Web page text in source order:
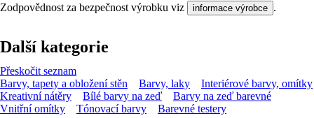
Zodpovědnost za bezpečnost výrobku viz informace výrobce .
Další kategorie
Přeskočit seznam
Barvy, tapety a obložení stěn
Barvy, laky
Interiérové barvy, omítky
Kreativní nátěry
Bílé barvy na zeď
Barvy na zeď barevné
Vnitřní omítky
Tónovací barvy Barevné testery